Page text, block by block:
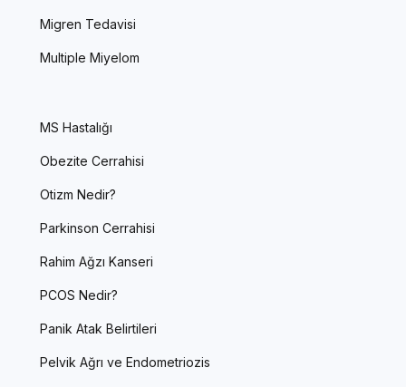
Migren Tedavisi
Multiple Miyelom
MS Hastalığı
Obezite Cerrahisi
Otizm Nedir?
Parkinson Cerrahisi
Rahim Ağzı Kanseri
PCOS Nedir?
Panik Atak Belirtileri
Pelvik Ağrı ve Endometriozis